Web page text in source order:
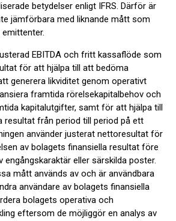
betydelser enligt IFRS. Därför är
jämförbara med liknande mått som
EBITDA och fritt kassaflöde som
för att hjälpa till att bedöma
generera likviditet genom operativt
framtida rörelsekapitalbehov och
kapitalutgifter, samt för att hjälpa till
resultat från period till period på ett
använder justerat nettoresultat för
av bolagets finansiella resultat före
engångskaraktär eller särskilda poster.
mått används av och är användbara
användare av bolagets finansiella
bolagets operativa och
eftersom de möjliggör en analys av